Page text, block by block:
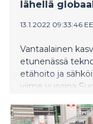
lähellä
13.1.2022 09:33:46
Vantaalainen
etunenässä
etähoito ja
viime vuosina
hamuaa vahvaa